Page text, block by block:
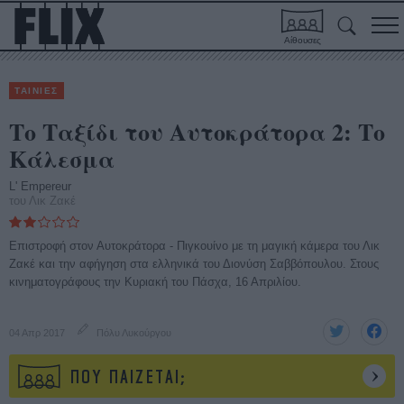
Αίθουσες
ΤΑΙΝΙΕΣ
Το Ταξίδι του Αυτοκράτορα 2: Το
Κάλεσμα
L' Empereur
του Λικ Ζακέ
Επιστροφή στον Αυτοκράτορα - Πιγκουίνο με τη μαγική κάμερα του Λικ
Ζακέ και την αφήγηση στα ελληνικά του Διονύση Σαββόπουλου. Στους
κινηματογράφους την Κυριακή του Πάσχα, 16 Απριλίου.
04 Απρ 2017 Πόλυ Λυκούργου
ΠΟΥ ΠΑΙΖΕΤΑΙ;